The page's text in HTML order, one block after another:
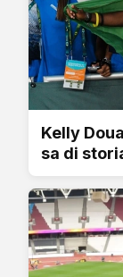
Kelly
sa di